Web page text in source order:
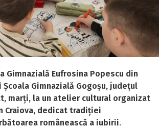
Gimnazială Eufrosina Popescu din
Gimnazială Gogoșu, județul
marți, la un atelier cultural organizat
Craiova, dedicat tradiției
românească a iubirii.